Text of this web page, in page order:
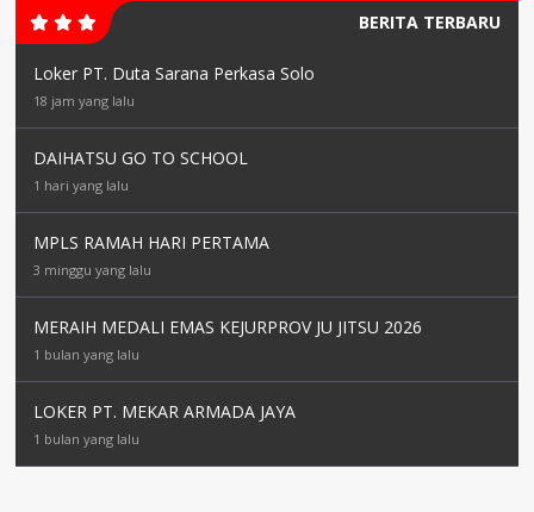
BERITA TERBARU
Loker PT. Duta Sarana Perkasa Solo
18 jam yang lalu
DAIHATSU GO TO SCHOOL
1 hari yang lalu
MPLS RAMAH HARI PERTAMA
3 minggu yang lalu
MERAIH MEDALI EMAS KEJURPROV JU JITSU 2026
1 bulan yang lalu
LOKER PT. MEKAR ARMADA JAYA
1 bulan yang lalu